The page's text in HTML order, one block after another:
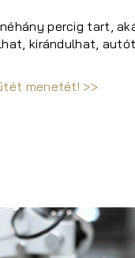
percig tart,
kirándulhat,
menetét! >>